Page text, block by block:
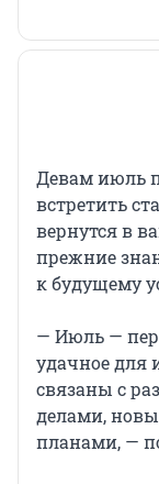
Девам июль
встретить
вернутся в
прежние
к будущему
— Июль —
удачное для
связаны с
делами,
планами, —